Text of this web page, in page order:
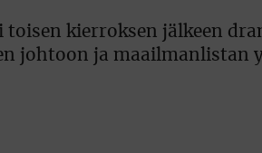
toisen kierroksen jälkeen
johtoon ja maailmanlistan